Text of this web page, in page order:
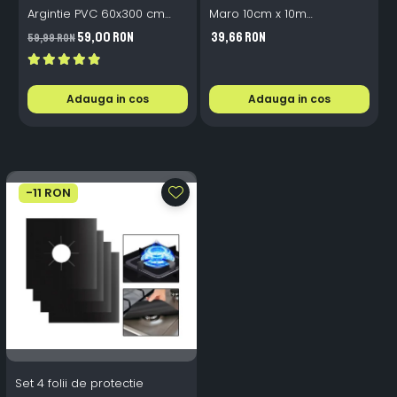
Argintie PVC 60x300 cm
Bucatarie Mobilier
59,99 RON59,00 RON
Adauga in cos
Maro 10cm x 10m
Impermeabila Perete Scari
39,66 RON
Adauga in cos
-11 RON
Set 4 folii de protectie